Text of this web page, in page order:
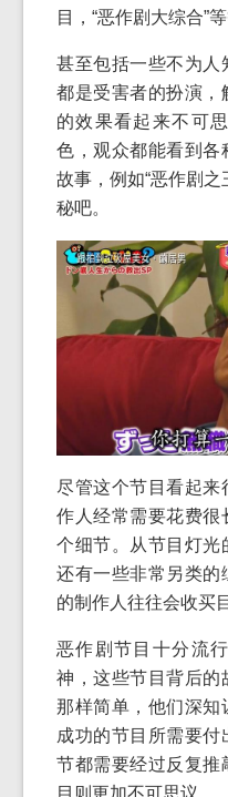
目，“恶作剧大综合”等
甚至包括一些不为人
都是受害者的扮演，
的效果看起来不可
色，观众都能看到各
故事，例如“恶作剧
秘吧。
尽管这个节目看起来
作人经常需要花费很
个细节。从节目灯光
还有一些非常另类的
的制作人往往会收买
恶作剧节目十分流
神，这些节目背后的
那样简单，他们深知
成功的节目所需要
节都需要经过反复推
目则更加不可思议。